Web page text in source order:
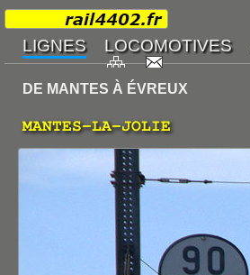
DE MANTES À ÉVREUX
MANTES-LA-JOLIE